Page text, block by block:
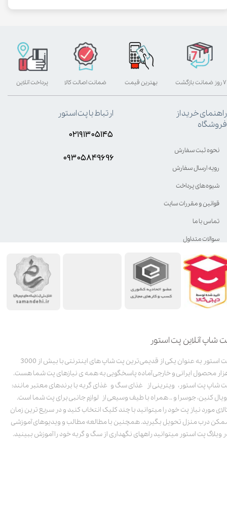
شاپ آنلاین پت استور
پت استور به عنوان یکی از قدیمی‌ترین پت شاپ های اینترنتی با بیش از 3000
محصول ایرانی و خارجی آماده پاسخگویی به همه ی نیازهای پت شما هست.
شاپ پت استور، ویترینی از غذای سگ و غذای گربه با برندهای معتبر مانند:
کنین، جوسرا و .. همراه با طیف وسیعی از لوازم جانبی برای پت شما است.
مورد نیاز پت خود را میتوانید با چند کلیک انتخاب کنید و در سریع ترین زمان
درب منزل تحویل بگیرید. همچنین با مطالعه مطالب و ویدیوهای آموزشی
وبلاگ پت استور میتوانید راههای نگهداری از سگ و گربه خود را آموزش ببینید.
بهترین قیمت پرداخت آنلاین ۷ روز ضمانت بازگشت ضمانت اصالت کالا
راهنمای خرید از
فروشگاه
نحوه ثبت سفارش
رویه ارسال سفارش
شیوه‌های پرداخت
قوانین و مقررات سایت
تماس با ما
سوالات متداول
ارتباط با پت استور
۰۲۱۹۱۳۰۵۱۴۵
۰۹۳۰۵8۴9696